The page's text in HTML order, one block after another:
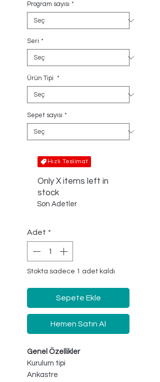
Program sayısı *
Seri *
Ürün Tipi *
Sepet sayısı *
Hızlı Teslimat
Only X items left in
stock
Son Adetler
Adet *
Stokta sadece 1 adet kaldı
Sepete Ekle
Hemen Satın Al
Genel Özellikler
Kurulum tipi
Ankastre